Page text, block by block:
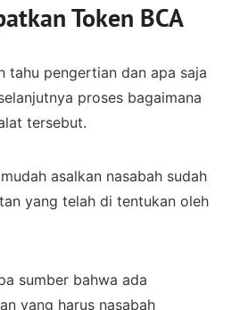
Token BCA
tahu pengertian dan apa saja
proses bagaimana
tersebut.
asalkan nasabah sudah
yang telah di tentukan oleh
sumber bahwa ada
yang harus nasabah